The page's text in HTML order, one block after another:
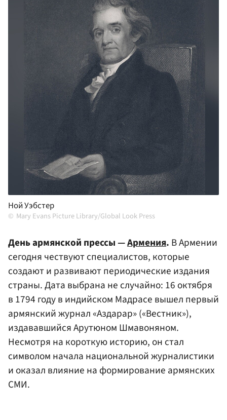
Ной Уэбстер
Mary Evans Picture Library/Global Look Press
День армянской прессы —Армения. В Армении
сегодня чествуют специалистов, которые
создают и развивают периодические издания
страны. Дата выбрана не случайно: 16 октября
в 1794 году в индийском Мадрасе вышел первый
армянский журнал «Аздарар» («Вестник»),
издававшийся Арутюном Шмавоняном.
Несмотря на короткую историю, он стал
символом начала национальной журналистики
и оказал влияние на формирование армянских
СМИ.